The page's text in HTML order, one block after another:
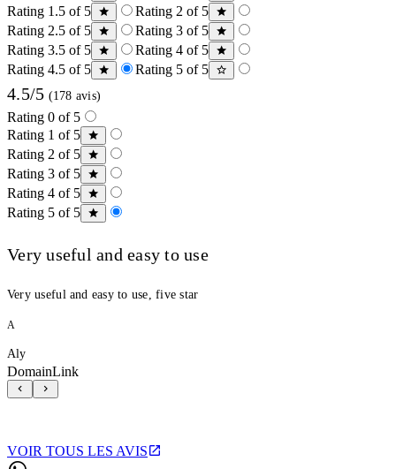
Rating 1.5 of 5
Rating 2 of 5
Rating 2.5 of 5
Rating 3 of 5
Rating 3.5 of 5
Rating 4 of 5
Rating 4.5 of 5
Rating 5 of 5
4.5/5 (178 avis)
Rating 0 of 5
Rating 1 of 5
Rating 2 of 5
Rating 3 of 5
Rating 4 of 5
Rating 5 of 5
Very useful and easy to use
Very useful and easy to use, five star
A
Aly
DomainLink
VOIR TOUS LES AVIS